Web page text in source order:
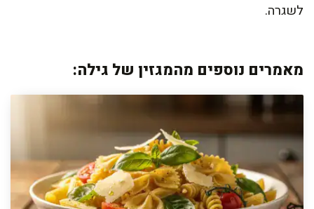
לשגרה.
מאמרים נוספים מהמגזין של גילה: